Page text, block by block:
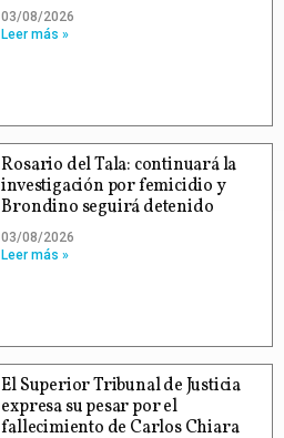
03/08/2026
Leer más »
Rosario del Tala: continuará la
investigación por femicidio y
Brondino seguirá detenido
03/08/2026
Leer más »
El Superior Tribunal de Justicia
expresa su pesar por el
fallecimiento de Carlos Chiara